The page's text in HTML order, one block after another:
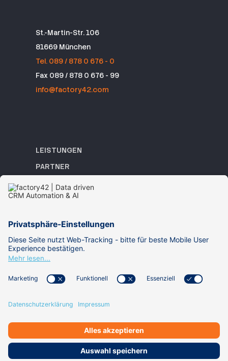
St.-Martin-Str. 106
81669 München
Tel. 089 / 878 0 676 - 0
Fax 089 / 878 0 676 - 99
info@factory42.com
LEISTUNGEN
PARTNER
REFERENZEN
ACADEMY
WISSEN
ÜBER UNS
KARRIERE